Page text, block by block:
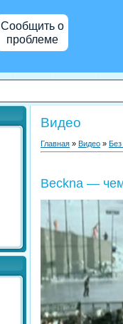
Сообщить о
проблеме
Видео
Главная » Видео » Без
Beckna —